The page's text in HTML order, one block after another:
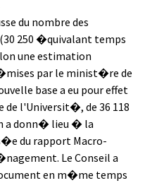
du nombre des
250 �quivalant temps
une estimation
par le minist�re de
base a eu pour effet
de l'Universit�, de 36 118
a donn� lieu � la
du rapport Macro-
Le Conseil a
en m�me temps